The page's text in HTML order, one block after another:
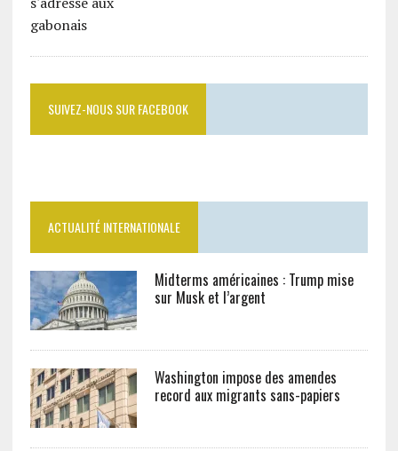
SUIVEZ-NOUS SUR FACEBOOK
ACTUALITÉ INTERNATIONALE
Midterms américaines : Trump mise
sur Musk et l’argent
Washington impose des amendes
record aux migrants sans-papiers